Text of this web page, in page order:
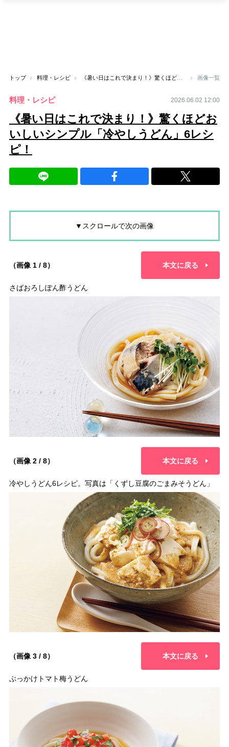
トップ 料理・レシピ 《暑い日はこれで決まり！》驚くほどおいしいシンプル「冷やしうどん」6レシピ！ 画像一覧
料理・レシピ 2026.06.02 12:00
《暑い日はこれで決まり！》驚くほどお
いしいシンプル「冷やしうどん」6レシ
ピ！
▼スクロールで次の画像
（画像 1 / 8） 本文に戻る
さばおろしぽん酢うどん
（画像 2 / 8） 本文に戻る
冷やしうどん6レシピ。写真は「くずし豆腐のごまみそうどん」
（画像 3 / 8） 本文に戻る
ぶっかけトマト梅うどん